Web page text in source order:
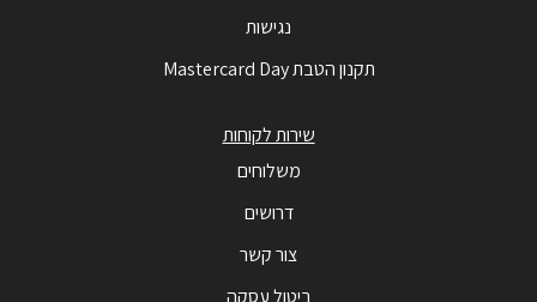
נגישות
תקנון הטבת Mastercard Day
שירות לקוחות
משלוחים
דרושים
צור קשר